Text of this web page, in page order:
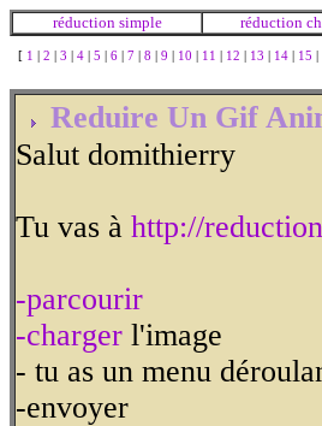
réduction simple réduction
[ 1 2 3 4 5 6 7 8 9 10 11 12 13 14 15
Reduire Un Gif
Salut domithierry
Tu vas à http://
-parcourir
-charger l'image
- tu as un menu
-envoyer